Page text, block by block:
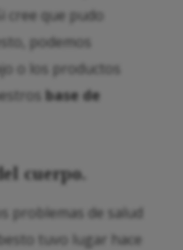
Si cree que pudo
podemos
o los productos
base de
cuerpo.
problemas de salud
tuvo lugar hace